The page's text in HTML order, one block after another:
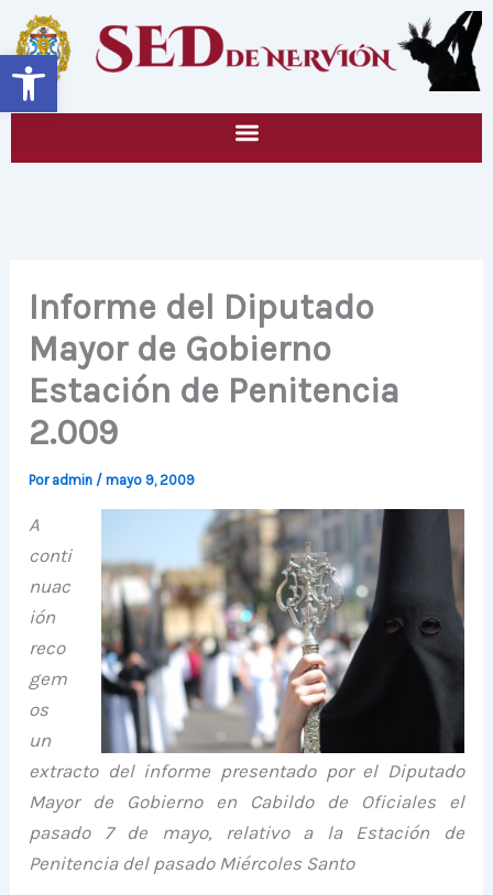
Abrir barra de herramientas
contenido
Informe del Diputado
Mayor de Gobierno
Estación de Penitencia
2.009
Por admin /mayo 9, 2009
A
conti
nuac
ión
reco
gem
os
un
extracto del informe presentado por el Diputado
Mayor de Gobierno en Cabildo de Oficiales el
pasado 7 de mayo, relativo a la Estación de
Penitencia del pasado Miércoles Santo